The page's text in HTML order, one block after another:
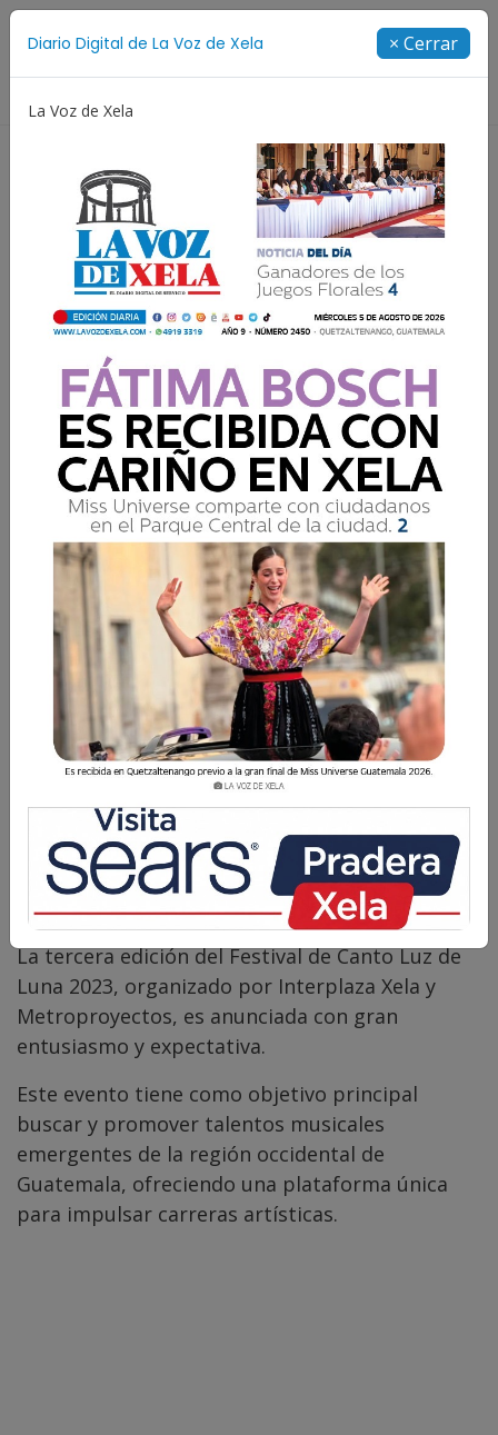
Diario Digital de La Voz de Xela × Cerrar
La Voz de Xela
Infantil
Esto es lo que debes saber
para asistir al casting del
Festival de Canto Luz de
Luna
La Voz de Xela · Redacción 27 Julio 2023 08:32
Comparte
La tercera edición del Festival de Canto Luz de
Luna 2023, organizado por Interplaza Xela y
Metroproyectos, es anunciada con gran
entusiasmo y expectativa.
Este evento tiene como objetivo principal
buscar y promover talentos musicales
emergentes de la región occidental de
Guatemala, ofreciendo una plataforma única
para impulsar carreras artísticas.